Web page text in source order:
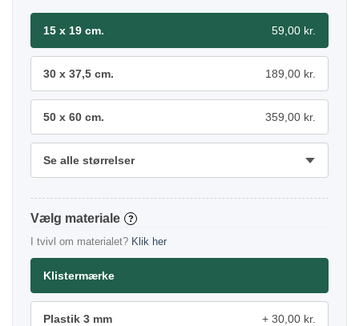
15 x 19 cm. 59,00 kr.
30 x 37,5 cm. 189,00 kr.
50 x 60 cm. 359,00 kr.
Se alle størrelser
materiale ?
I tvivl om materialet? Klik her
Klistermærke
Plastik 3 mm 30,00 kr.